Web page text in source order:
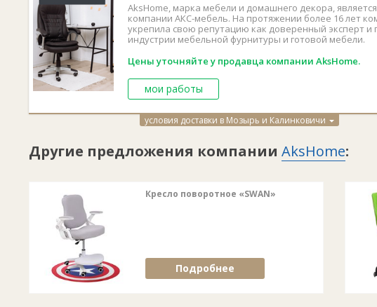
Высота до
Вид колес:
Максимальная
Наличие
Поворотный
Бренд: AksHome
AksHome, марка мебели и домашнего декора,
компании АКС-мебель. На протяжении более 16 лет
укрепила свою репутацию как доверенный эксперт и
индустрии мебельной фурнитуры и готовой мебели.
Цены уточняйте у продавца компании AksHome.
мои работы
условия доставки в Мозырь и Калинковичи
Другие предложения компании AksHome:
Кресло поворотное «SWAN»
Подробнее